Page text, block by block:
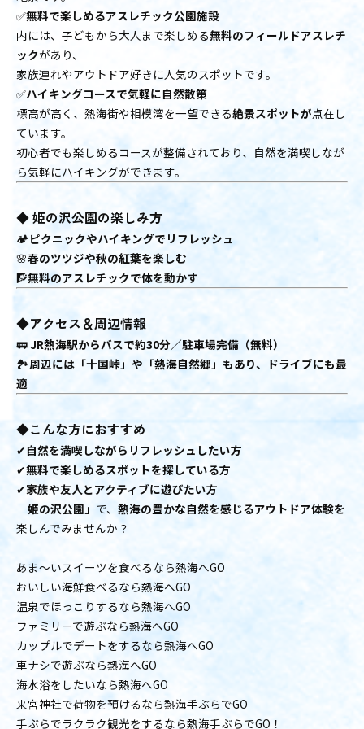
✅無料で楽しめるアスレチック公園施設
内には、子どもから大人まで楽しめる無料のフィールドアスレチ
ックがあり、
家族連れやアウトドア好きに人気のスポットです。
✅ハイキングコースで気軽に自然散策
標高が高く、熱海街や相模湾を一望できる絶景スポットが点在し
ています。
初心者でも楽しめるコースが整備されており、自然を満喫しなが
ら気軽にハイキングができます。
◆ 姫の沢公園の楽しみ方
🏕 ピクニックやハイキングでリフレッシュ
🌸春のツツジや秋の紅葉を楽しむ
🧗無料のアスレチックで体を動かす
◆アクセス＆周辺情報
🚃 JR熱海駅からバスで約30分／駐車場完備（無料）
🏞周辺には「十国峠」や「熱海自然郷」もあり、ドライブにも最
適
◆こんな方におすすめ
✔自然を満喫しながらリフレッシュしたい方
✔無料で楽しめるスポットを探している方
✔家族や友人とアクティブに遊びたい方
「姫の沢公園 」で、 熱海の豊かな自然を感じるアウトドア体験を
楽しんでみませんか？
あま〜いスイーツを食べるなら熱海へGO
おいしい海鮮食べるなら熱海へGO
温泉でほっこりするなら熱海へGO
ファミリーで遊ぶなら熱海へGO
カップルでデートをするなら熱海へGO
車ナシで遊ぶなら熱海へGO
海水浴をしたいなら熱海へGO
来宮神社で荷物を預けるなら熱海手ぶらでGO
手ぶらでラクラク観光をするなら熱海手ぶらでGO！